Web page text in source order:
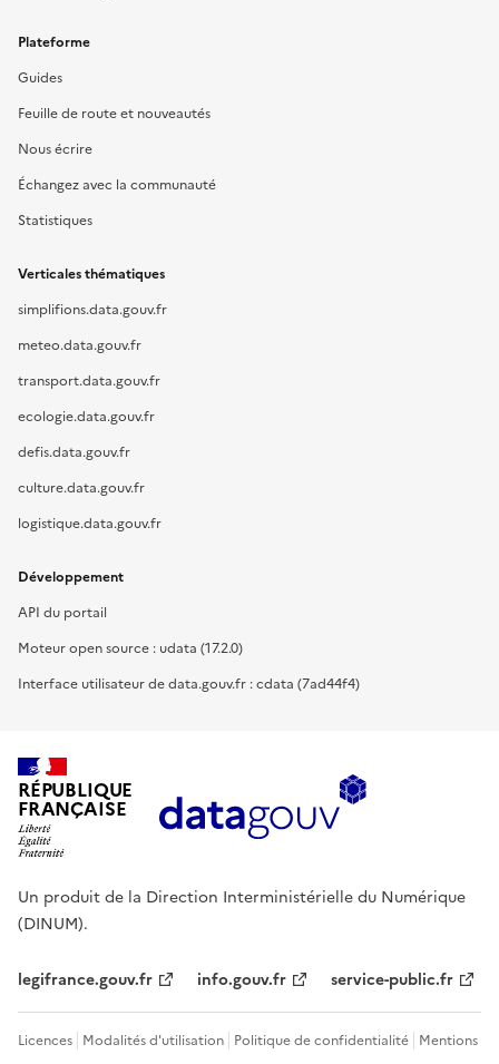
Plateforme
Guides
Feuille de route et nouveautés
Nous écrire
Échangez avec la communauté
Statistiques
Verticales thématiques
simplifions.data.gouv.fr
meteo.data.gouv.fr
transport.data.gouv.fr
ecologie.data.gouv.fr
defis.data.gouv.fr
culture.data.gouv.fr
logistique.data.gouv.fr
Développement
API du portail
Moteur open source : udata (17.2.0)
Interface utilisateur de data.gouv.fr : cdata (7ad44f4)
RÉPUBLIQUE
FRANÇAISE
Un produit de la Direction Interministérielle du Numérique
(DINUM).
legifrance.gouv.fr info.gouv.fr service-public.fr
Licences Modalités d'utilisation Politique de confidentialité Mentions